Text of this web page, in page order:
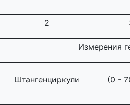
2
Измерения
Штангенциркули (0 -